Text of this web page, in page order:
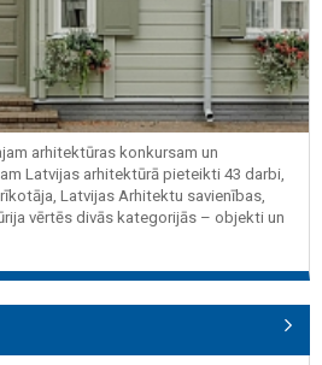
arhitektūras konkursam un
Latvijas arhitektūrā pieteikti 43 darbi,
Latvijas Arhitektu savienības,
vērtēs divās kategorijās – objekti un